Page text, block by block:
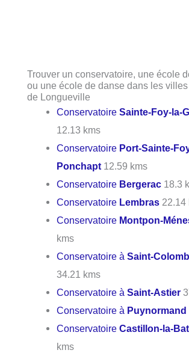
Trouver un conservatoire, une école
ou une école de danse dans les
de Longueville
ConservatoireSainte-Foy-la-
12.13 kms
Conservatoire Port-Sainte-
Ponchapt 12.59 kms
Conservatoire Bergerac 18.3
Conservatoire Lembras 22.14
Conservatoire Montpon-
kms
Conservatoire àSaint-
34.21 kms
Conservatoire àSaint-Astier
Conservatoire à Puynormand
ConservatoireCastillon-la-
kms